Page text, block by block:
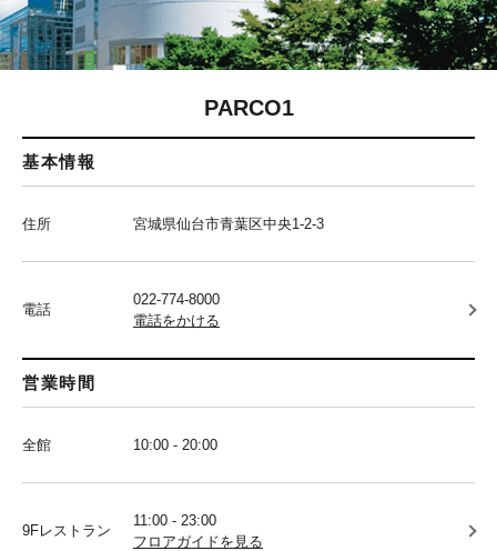
PARCO1
基本情報
住所 宮城県仙台市青葉区中央1-2-3
電話
022-774-8000
電話をかける
営業時間
全館 10:00 - 20:00
9Fレストラン
11:00 - 23:00
フロアガイドを見る